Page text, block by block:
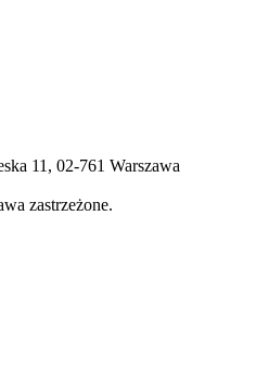
11, 02-761 Warszawa
zastrzeżone.